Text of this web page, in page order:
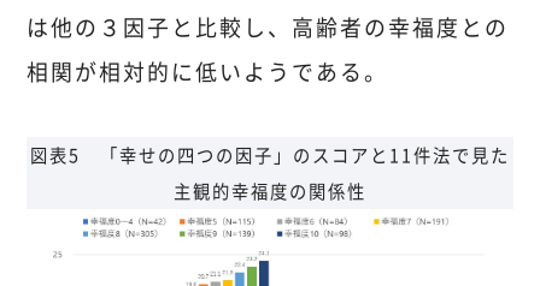
は他の３因子と比較し、高齢者の幸福度との
相関が相対的に低いようである。
図表5 「幸せの四つの因子」のスコアと11件法で見た
主観的幸福度の関係性